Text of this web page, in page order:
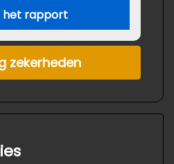
het rapport
zekerheden